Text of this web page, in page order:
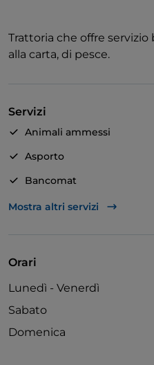
Trattoria che offre servizio
alla carta, di pesce.
Servizi
Animali ammessi
Asporto
Bancomat
Accesso disabili
Mostra altri servizi
Orari
Lunedì - Venerdì
Sabato
Domenica